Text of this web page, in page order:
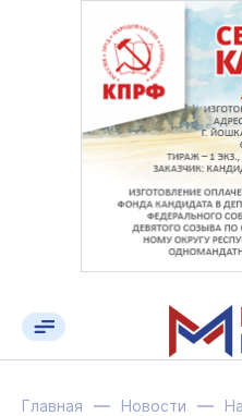
Главная Новости